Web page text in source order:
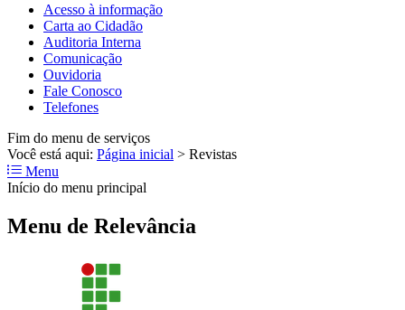
Acesso à informação
Carta ao Cidadão
Auditoria Interna
Comunicação
Ouvidoria
Fale Conosco
Telefones
Fim do menu de serviços
Você está aqui: Página inicial > Revistas
Menu
Início do menu principal
Menu de Relevância